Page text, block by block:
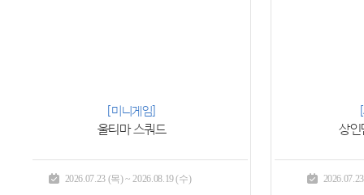
[사냥 이벤트]
상인단의 물자 지원 II
2026.07.23 (목) ~ 2026.08.19 (수)